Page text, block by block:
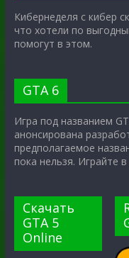
Кибернеделя с кибер
что хотели по
помогут в этом.
GTA 6
Игра под названием
анонсирована
предполагаемое
пока нельзя. Играйте в
Скачать
GTA 5
Online